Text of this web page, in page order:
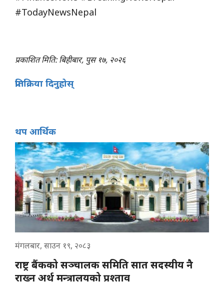
#TodayNewsNepal
प्रकाशित मिति: बिहीबार, पुस १७, २०२६
प्रतिक्रिया दिनुहोस्
थप आर्थिक
मंगलबार, साउन १९, २०८३
राष्ट्र बैंकको सञ्चालक समिति सात सदस्यीय नै
राख्न अर्थ मन्त्रालयको प्रश्ताव